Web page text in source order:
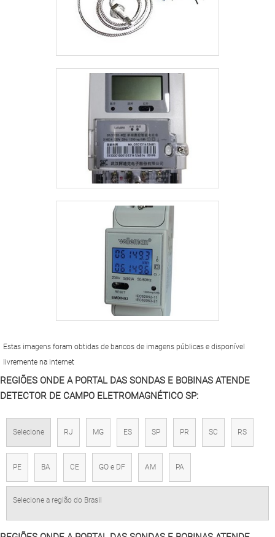
Estas imagens foram obtidas de bancos de imagens públicas e disponível
livremente na internet
REGIÕES ONDE A PORTAL DAS SONDAS E BOBINAS ATENDE
DETECTOR DE CAMPO ELETROMAGNÉTICO SP:
Selecione RJ MG ES SP PR SC RS
PE BA CE GO e DF AM PA
Selecione a região do Brasil